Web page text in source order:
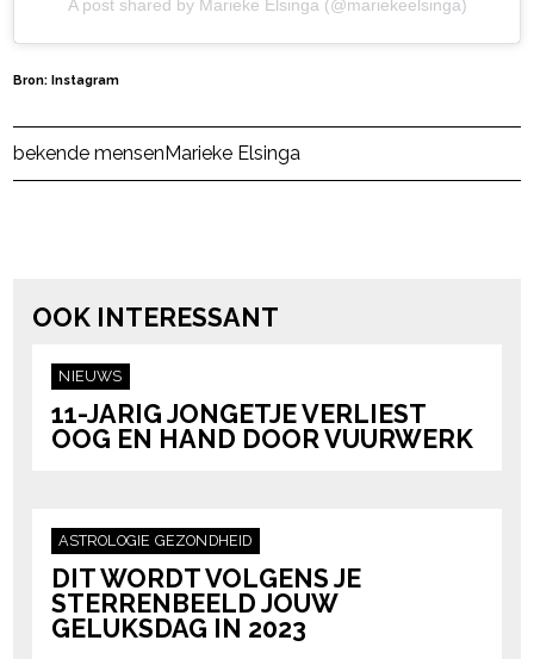
A post shared by Marieke Elsinga (@mariekeelsinga)
Bron: Instagram
Post Views: 221
bekende mensenMarieke Elsinga
OOK INTERESSANT
NIEUWS
11-JARIG JONGETJE VERLIEST
OOG EN HAND DOOR VUURWERK
ASTROLOGIE GEZONDHEID
DIT WORDT VOLGENS JE
STERRENBEELD JOUW
GELUKSDAG IN 2023